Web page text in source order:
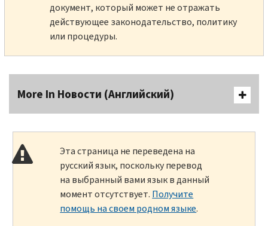
документ, который может не отражать
действующее законодательство, политику
или процедуры.
More In Новости (Английский)
Эта страница не переведена на
русский язык, поскольку перевод
на выбранный вами язык в данный
момент отсутствует. Получите
помощь на своем родном языке.